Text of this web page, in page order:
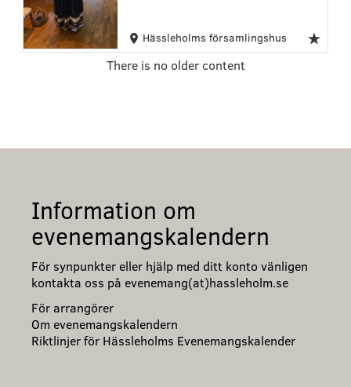
Hässleholms församlingshus
There is no older content
Information om
evenemangskalendern
För synpunkter eller hjälp med ditt konto vänligen
kontakta oss på evenemang(at)hassleholm.se
För arrangörer
Om evenemangskalendern
Riktlinjer för Hässleholms Evenemangskalender